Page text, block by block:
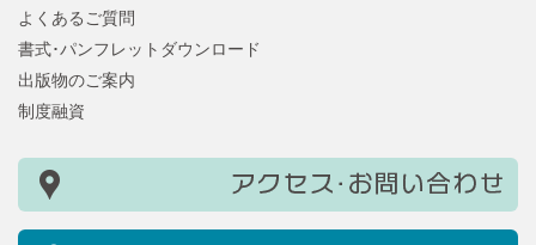
よくあるご質問
書式･パンフレットダウンロード
出版物のご案内
制度融資